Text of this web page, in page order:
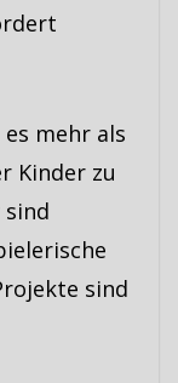
mehr als
Kinder zu
sind